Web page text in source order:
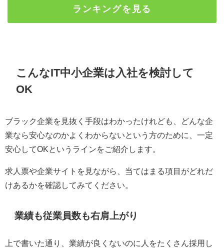
ランキングを見る
こんなIT中小企業は入社を検討して
OK
ブラック企業を見抜く手段はわかったけれども、どんな企
業なら安心なのかよくわからないという方のために、一定
安心してOK というラインをご紹介します。
求人票や企業サイトを見ながら、当てはまる項目がどれだ
けあるかを確認してみてください。
業績も従業員数も右肩上がり
上で書いた通り、業績が良くないのに人をたくさん採用し